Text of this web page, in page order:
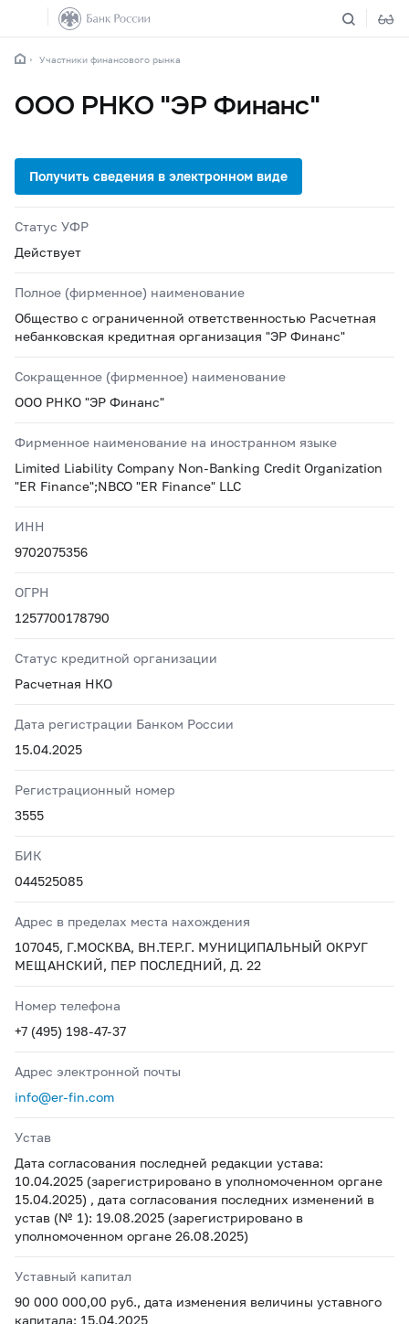
Участники финансового рынка
ООО РНКО "ЭР Финанс"
Статус УФР
Действует
Полное (фирменное) наименование
Общество с ограниченной ответственностью Расчетная
небанковская кредитная организация "ЭР Финанс"
Сокращенное (фирменное) наименование
ООО РНКО "ЭР Финанс"
Фирменное наименование на иностранном языке
Limited Liability Company Non-Banking Credit Organization
"ER Finance";NBCO "ER Finance" LLC
ИНН
9702075356
ОГРН
1257700178790
Статус кредитной организации
Расчетная НКО
Дата регистрации Банком России
15.04.2025
Регистрационный номер
3555
БИК
044525085
Адрес в пределах места нахождения
107045, Г.МОСКВА, ВН.ТЕР.Г. МУНИЦИПАЛЬНЫЙ ОКРУГ
МЕЩАНСКИЙ, ПЕР ПОСЛЕДНИЙ, Д. 22
Номер телефона
+7 (495) 198-47-37
Адрес электронной почты
info@er-fin.com
Устав
Дата согласования последней редакции устава:
10.04.2025 (зарегистрировано в уполномоченном органе
15.04.2025) , дата согласования последних изменений в
устав (№ 1): 19.08.2025 (зарегистрировано в
уполномоченном органе 26.08.2025)
Уставный капитал
90 000 000,00 руб., дата изменения величины уставного
капитала: 15.04.2025